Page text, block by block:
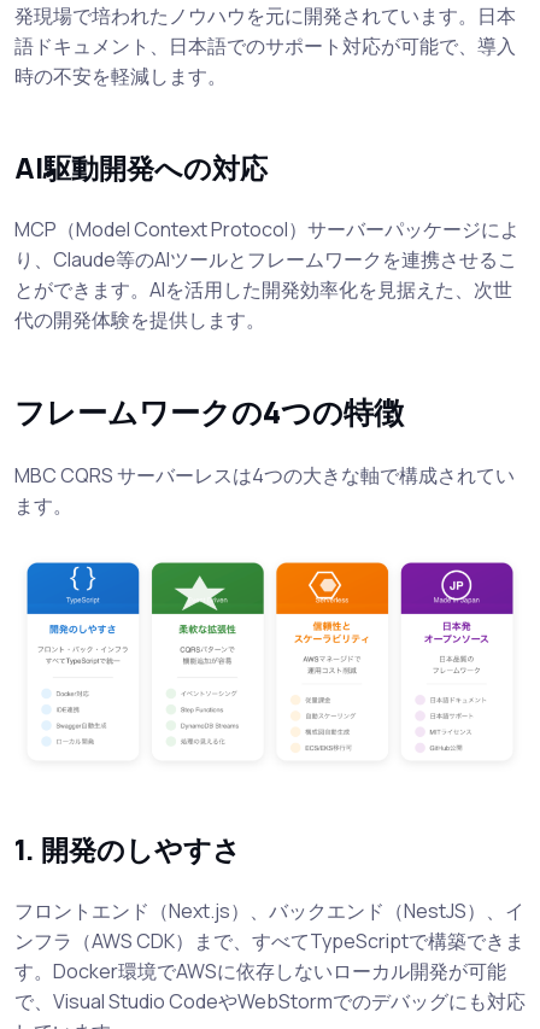
発現場で培われたノウハウを元に開発されています。日本
語ドキュメント、日本語でのサポート対応が可能で、導入
時の不安を軽減します。
AI駆動開発への対応
MCP（Model Context Protocol）サーバーパッケージによ
り、Claude等のAIツールとフレームワークを連携させるこ
とができます。AIを活用した開発効率化を見据えた、次世
代の開発体験を提供します。
フレームワークの4つの特徴
MBC CQRS サーバーレスは4つの大きな軸で構成されてい
ます。
1. 開発のしやすさ
フロントエンド（Next.js）、バックエンド（NestJS）、イ
ンフラ（AWS CDK）まで、すべてTypeScriptで構築できま
す。Docker環境でAWSに依存しないローカル開発が可能
で、Visual Studio CodeやWebStormでのデバッグにも対応